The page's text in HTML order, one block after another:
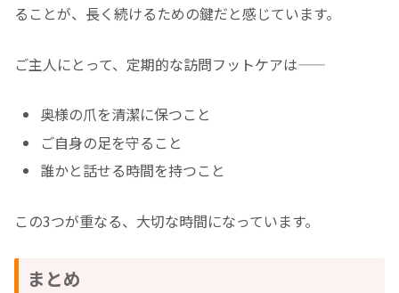
ることが、長く続けるための鍵だと感じています。
ご主人にとって、定期的な訪問フットケアは——
奥様の爪を清潔に保つこと
ご自身の足を守ること
誰かと話せる時間を持つこと
この3つが重なる、大切な時間になっています。
まとめ